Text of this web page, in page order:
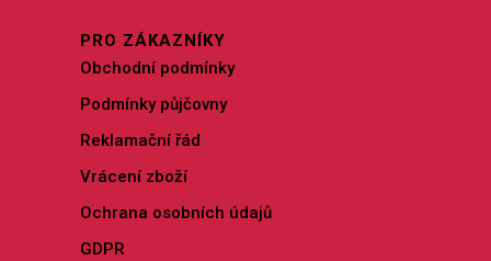
PRO ZÁKAZNÍKY
Obchodní podmínky
Podmínky půjčovny
Reklamační řád
Vrácení zboží
Ochrana osobních údajů
GDPR